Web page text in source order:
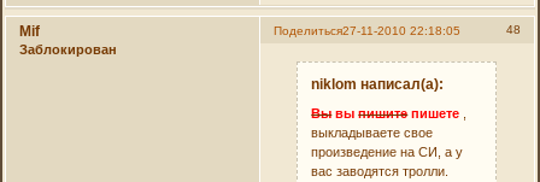
Поделиться 48
27-11-2010 22:18:05
Mif
Заблокирован
niklom написал(а):
Вы вы пишите пишете
выкладываете свое
произведение на СИ, а у
вас заводятся тролли.